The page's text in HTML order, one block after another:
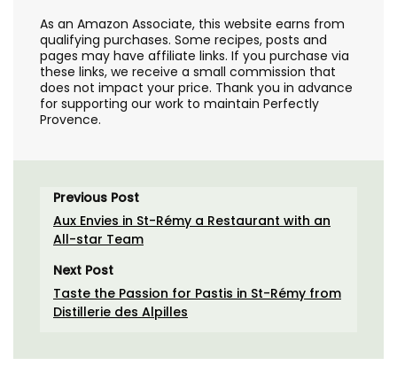
As an Amazon Associate, this website earns from
qualifying purchases. Some recipes, posts and
pages may have affiliate links. If you purchase via
these links, we receive a small commission that
does not impact your price. Thank you in advance
for supporting our work to maintain Perfectly
Provence.
Previous Post
Aux Envies in St-Rémy a Restaurant with an
All-star Team
Next Post
Taste the Passion for Pastis in St-Rémy from
Distillerie des Alpilles